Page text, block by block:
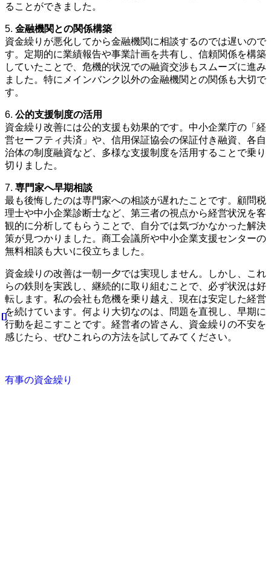
ることができました。
5. 金融機関との関係構築
資金繰りが悪化してから金融機関に相談するのでは遅いので
す。定期的に業績報告や事業計画を共有し、信頼関係を構築
していたことで、危機的状況での融資交渉もスムーズに進み
ました。特にメインバンク以外の金融機関との関係も大切で
す。
6. 公的支援制度の活用
資金繰り改善には公的支援も効果的です。中小企業庁の「経
営セーフティ共済」や、信用保証協会の保証付き融資、各自
治体の制度融資など、多様な支援制度を活用することで乗り
切りました。
7. 専門家へ早期相談
最も後悔したのは専門家への相談が遅れたことです。顧問税
理士や中小企業診断士など、第三者の視点から経営状況を客
観的に分析してもらうことで、自分では気づかなかった解決
策が見つかりました。商工会議所や中小企業支援センターの
無料相談も大いに役立ちました。
資金繰りの改善は一朝一夕では実現しません。しかし、これ
らの鉄則を実践し、継続的に取り組むことで、必ず状況は好
転します。私の会社も危機を乗り越え、現在は安定した経営
を続けています。何より大切なのは、問題を直視し、早期に
行動を起こすことです。経営者の皆さん、資金繰りの不安を
感じたら、ぜひこれらの方法を試してみてください。
有事の資金繰り